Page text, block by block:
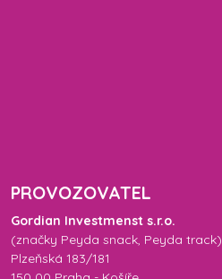
PROVOZOVATEL
Gordian Investmenst s.r.o.
(značky Peyda snack, Peyda track)
Plzeňská 183/181